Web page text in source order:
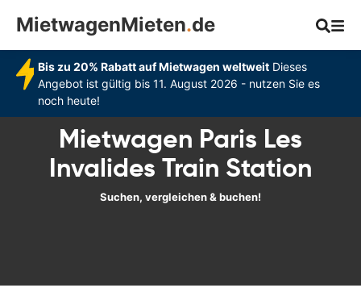
MietwagenMieten.de
Bis zu 20% Rabatt auf Mietwagen weltweitDieses
Angebot ist gültig bis 11. August 2026 - nutzen Sie es
noch heute!
Mietwagen Paris Les
Invalides Train Station
Suchen, vergleichen & buchen!